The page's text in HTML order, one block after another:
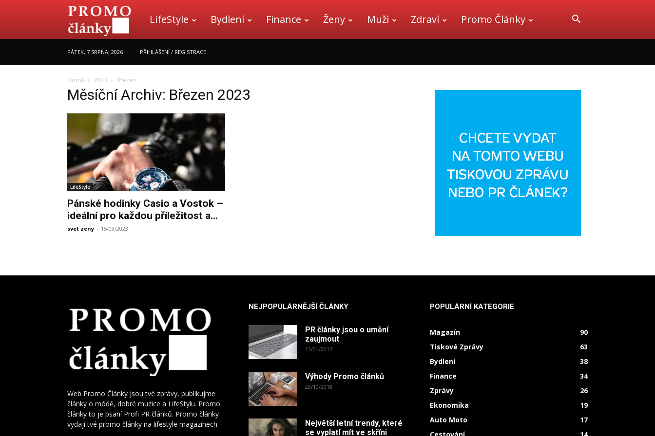
Promo
LifeStyle Bydlení Finance Ženy Muži Zdraví Promo Články
PÁTEK, 7 SRPNA, 2026 PŘIHLÁŠENÍ / REGISTRACE
Domů 2023 Březen
Měsíční Archiv: Březen 2023
LifeStyle
Pánské hodinky Casio a Vostok –
ideální pro každou příležitost a...
svet zeny - 15/03/2023
Web Promo Články jsou tvé zprávy, publikujme
články o módě, dobré muzice a LifeStylu. Promo
články to je psaní Profi PR článků. Promo články
vydají tvé promo články na lifestyle magazínech.
NEJPOPULÁRNĚJŠÍ ČLÁNKY
PR články jsou o umění
zaujmout
13/04/2017
Výhody Promo článků
23/10/2018
Největší letní trendy, které
se vyplatí mít ve skříni
POPULÁRNÍ KATEGORIE
Magazín
90
Tiskové Zprávy
63
Bydlení
38
Finance
34
Zprávy
26
Ekonomika
19
Auto Moto
17